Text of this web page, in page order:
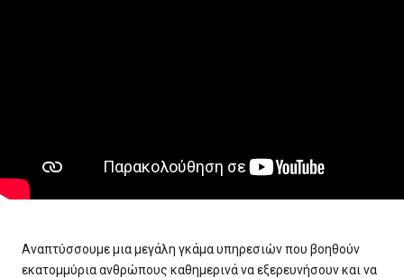
Αναπτύσσουμε μια μεγάλη γκάμα υπηρεσιών που βοηθούν
εκατομμύρια ανθρώπους καθημερινά να εξερευνήσουν και να